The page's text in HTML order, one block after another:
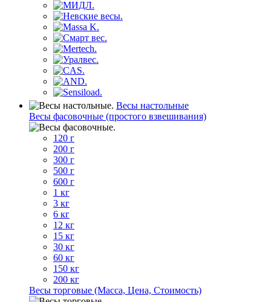
Весы настольные
Весы фасовочные (простого взвешивания)
120 г
200 г
300 г
500 г
600 г
1 кг
3 кг
6 кг
12 кг
15 кг
30 кг
60 кг
150 кг
200 кг
Весы торговые (Масса, Цена, Стоимость)